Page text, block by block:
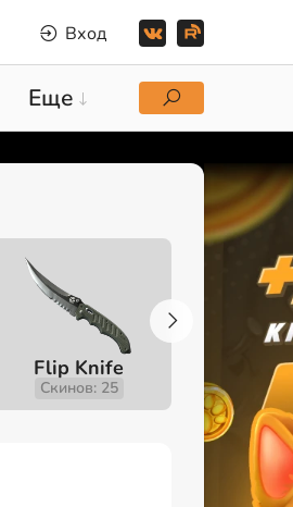
Вход
Еще
Flip Knife
Скинов: 25
Gut